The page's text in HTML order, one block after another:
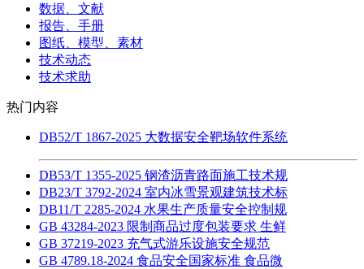
数据、文献
报告、手册
图纸、模型、素材
技术动态
技术求助
热门内容
DB52/T 1867-2025 大数据安全靶场软件系统
DB53/T 1355-2025 钢渣沥青路面施工技术规
DB23/T 3792-2024 室内冰雪景观建筑技术标
DB11/T 2285-2024 水果生产质量安全控制规
GB 43284-2023 限制商品过度包装要求 生鲜
GB 37219-2023 充气式游乐设施安全规范
GB 4789.18-2024 食品安全国家标准 食品微